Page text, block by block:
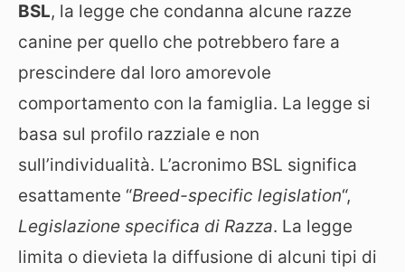
BSL, la legge che condanna alcune razze
canine per quello che potrebbero fare a
prescindere dal loro amorevole
comportamento con la famiglia. La legge si
basa sul profilo razziale e non
sull’individualità. L’acronimo BSL significa
esattamente “Breed-specific legislation“,
Legislazione specifica di Razza. La legge
limita o dievieta la diffusione di alcuni tipi di